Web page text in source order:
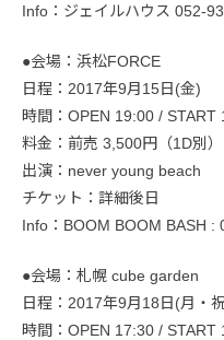
Info：ジェイルハウス 052-
●会場：浜松FORCE
日程：2017年9月15日(金)
時間：OPEN 19:00 / START
料金：前売 3,500円（1D別）
出演：never young beach
チケット：詳細後日
Info：BOOM BOOM BASH
●会場：札幌 cube garden
日程：2017年9月18日(月・
時間：OPEN 17:30 / START